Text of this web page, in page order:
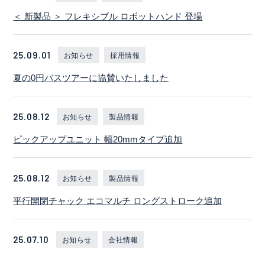
＜ 新製品 ＞ フレキシブル ロボットハンド 登場
25.09.01 お知らせ 採用情報
夏の0円バスツアーに協賛いたしました
25.08.12 お知らせ 製品情報
ピックアップユニット 幅20mmタイプ追加
25.08.12 お知らせ 製品情報
平行開閉チャック エコマルチ ロングストローク追加
25.07.10 お知らせ 会社情報